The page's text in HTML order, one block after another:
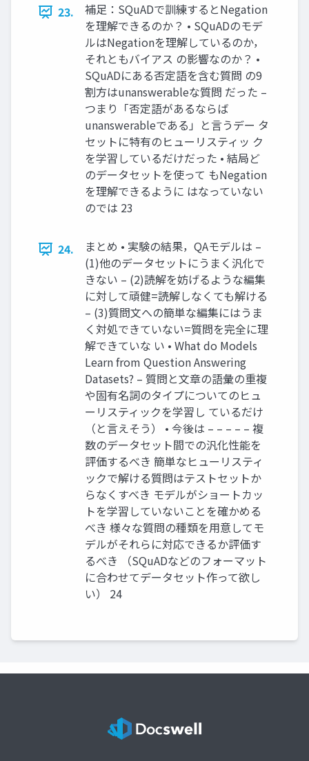
23.
補足：SQuADで訓練するとNegation
を理解できるのか？ • SQuADのモデ
ルはNegationを理解しているのか，
それともバイアス の影響なのか？ •
SQuADにある否定語を含む質問 の9
割方はunanswerableな質問 だった –
つまり「否定語があるならば
unanswerableである」と言うデー タ
セットに特有のヒューリスティッ ク
を学習しているだけだった • 結局ど
のデータセットを使って もNegation
を理解できるように はなっていない
のでは 23
24.
まとめ • 実験の結果，QAモデルは –
(1)他のデータセットにうまく汎化で
きない – (2)読解を妨げるような編集
に対して頑健=読解しなくても解ける
– (3)質問文への簡単な編集にはうま
く対処できていない=質問を完全に理
解できていな い • What do Models
Learn from Question Answering
Datasets? – 質問と文章の語彙の重複
や固有名詞のタイプについてのヒュ
ーリスティックを学習し ているだけ
（と言えそう） • 今後は – – – – – 複
数のデータセット間での汎化性能を
評価するべき 簡単なヒューリスティ
ックで解ける質問はテストセットか
らなくすべき モデルがショートカッ
トを学習していないことを確かめる
べき 様々な質問の種類を用意してモ
デルがそれらに対応できるか評価す
るべき （SQuADなどのフォーマット
に合わせてデータセット作って欲し
い） 24